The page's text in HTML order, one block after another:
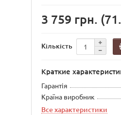
3 759 грн.
Кількість
Краткие
Гарантія
Країна виробник
Все характеристики